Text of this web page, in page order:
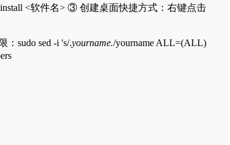
<软件名> ③ 创建桌面快捷方式：右键点击
sudo sed -i 's/.yourname./yourname ALL=(ALL)